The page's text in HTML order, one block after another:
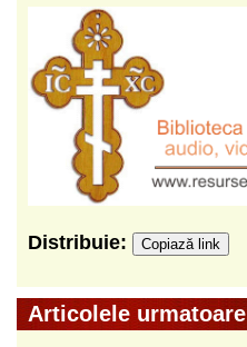
Distribuie: Copiază link
Articolele urmatoare